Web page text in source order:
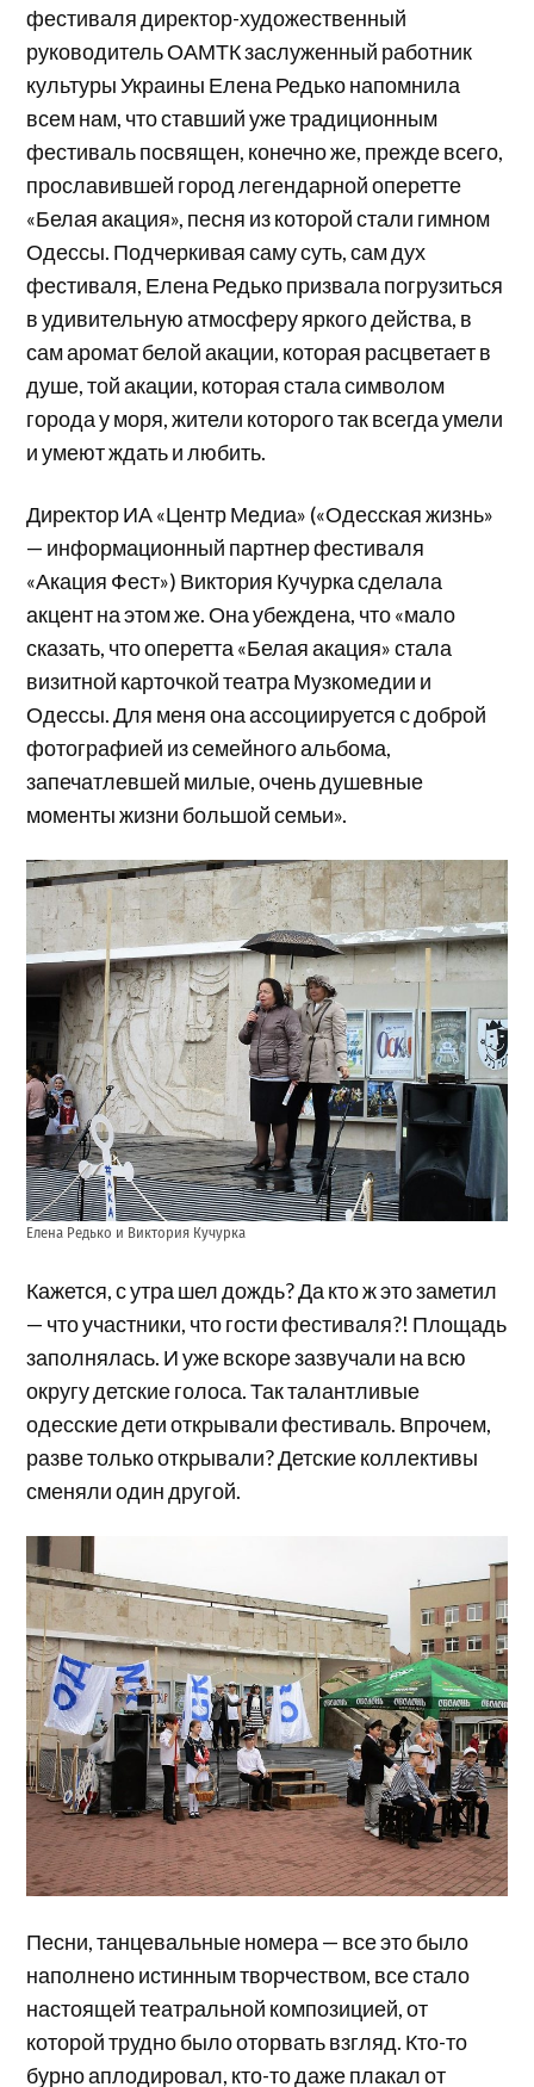
фестиваля директор-художественный
руководитель ОАМТК заслуженный работник
культуры Украины Елена Редько напомнила
всем нам, что ставший уже традиционным
фестиваль посвящен, конечно же, прежде всего,
прославившей город легендарной оперетте
«Белая акация», песня из которой стали гимном
Одессы. Подчеркивая саму суть, сам дух
фестиваля, Елена Редько призвала погрузиться
в удивительную атмосферу яркого действа, в
сам аромат белой акации, которая расцветает в
душе, той акации, которая стала символом
города у моря, жители которого так всегда умели
и умеют ждать и любить.
Директор ИА «Центр Медиа» («Одесская жизнь»
— информационный партнер фестиваля
«Акация Фест») Виктория Кучурка сделала
акцент на этом же. Она убеждена, что «мало
сказать, что оперетта «Белая акация» стала
визитной карточкой театра Музкомедии и
Одессы. Для меня она ассоциируется с доброй
фотографией из семейного альбома,
запечатлевшей милые, очень душевные
моменты жизни большой семьи».
Елена Редько и Виктория Кучурка
Кажется, с утра шел дождь? Да кто ж это заметил
— что участники, что гости фестиваля?! Площадь
заполнялась. И уже вскоре зазвучали на всю
округу детские голоса. Так талантливые
одесские дети открывали фестиваль. Впрочем,
разве только открывали? Детские коллективы
сменяли один другой.
Песни, танцевальные номера — все это было
наполнено истинным творчеством, все стало
настоящей театральной композицией, от
которой трудно было оторвать взгляд. Кто-то
бурно аплодировал, кто-то даже плакал от